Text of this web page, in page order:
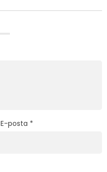
E-posta *